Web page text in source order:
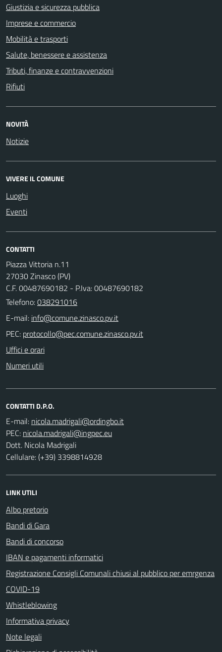
Giustizia e sicurezza pubblica
Imprese e commercio
Mobilità e trasporti
Salute, benessere e assistenza
Tributi, finanze e contravvenzioni
Rifiuti
NOVITÀ
Notizie
VIVERE IL COMUNE
Luoghi
Eventi
CONTATTI
Piazza Vittoria n.11
27030 Zinasco (PV)
C.F. 00487690182 - P.Iva: 00487690182
Telefono:038291016
E-mail:
PEC:
Uffici e orari
Numeri utili
CONTATTI D.P.O.
E-mail:
PEC:
Dott. Nicola Madrigali
Cellulare: (+39) 3398814928
LINK UTILI
Albo pretorio
Bandi di Gara
Bandi di concorso
IBAN e pagamenti informatici
Registrazione Consigli Comunali chiusi al pubblico per emrgenza
COVID-19
Whistleblowing
Informativa privacy
Note legali